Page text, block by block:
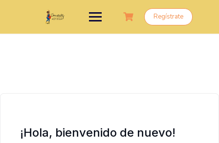
Regístrate
¡Hola, bienvenido de nuevo!